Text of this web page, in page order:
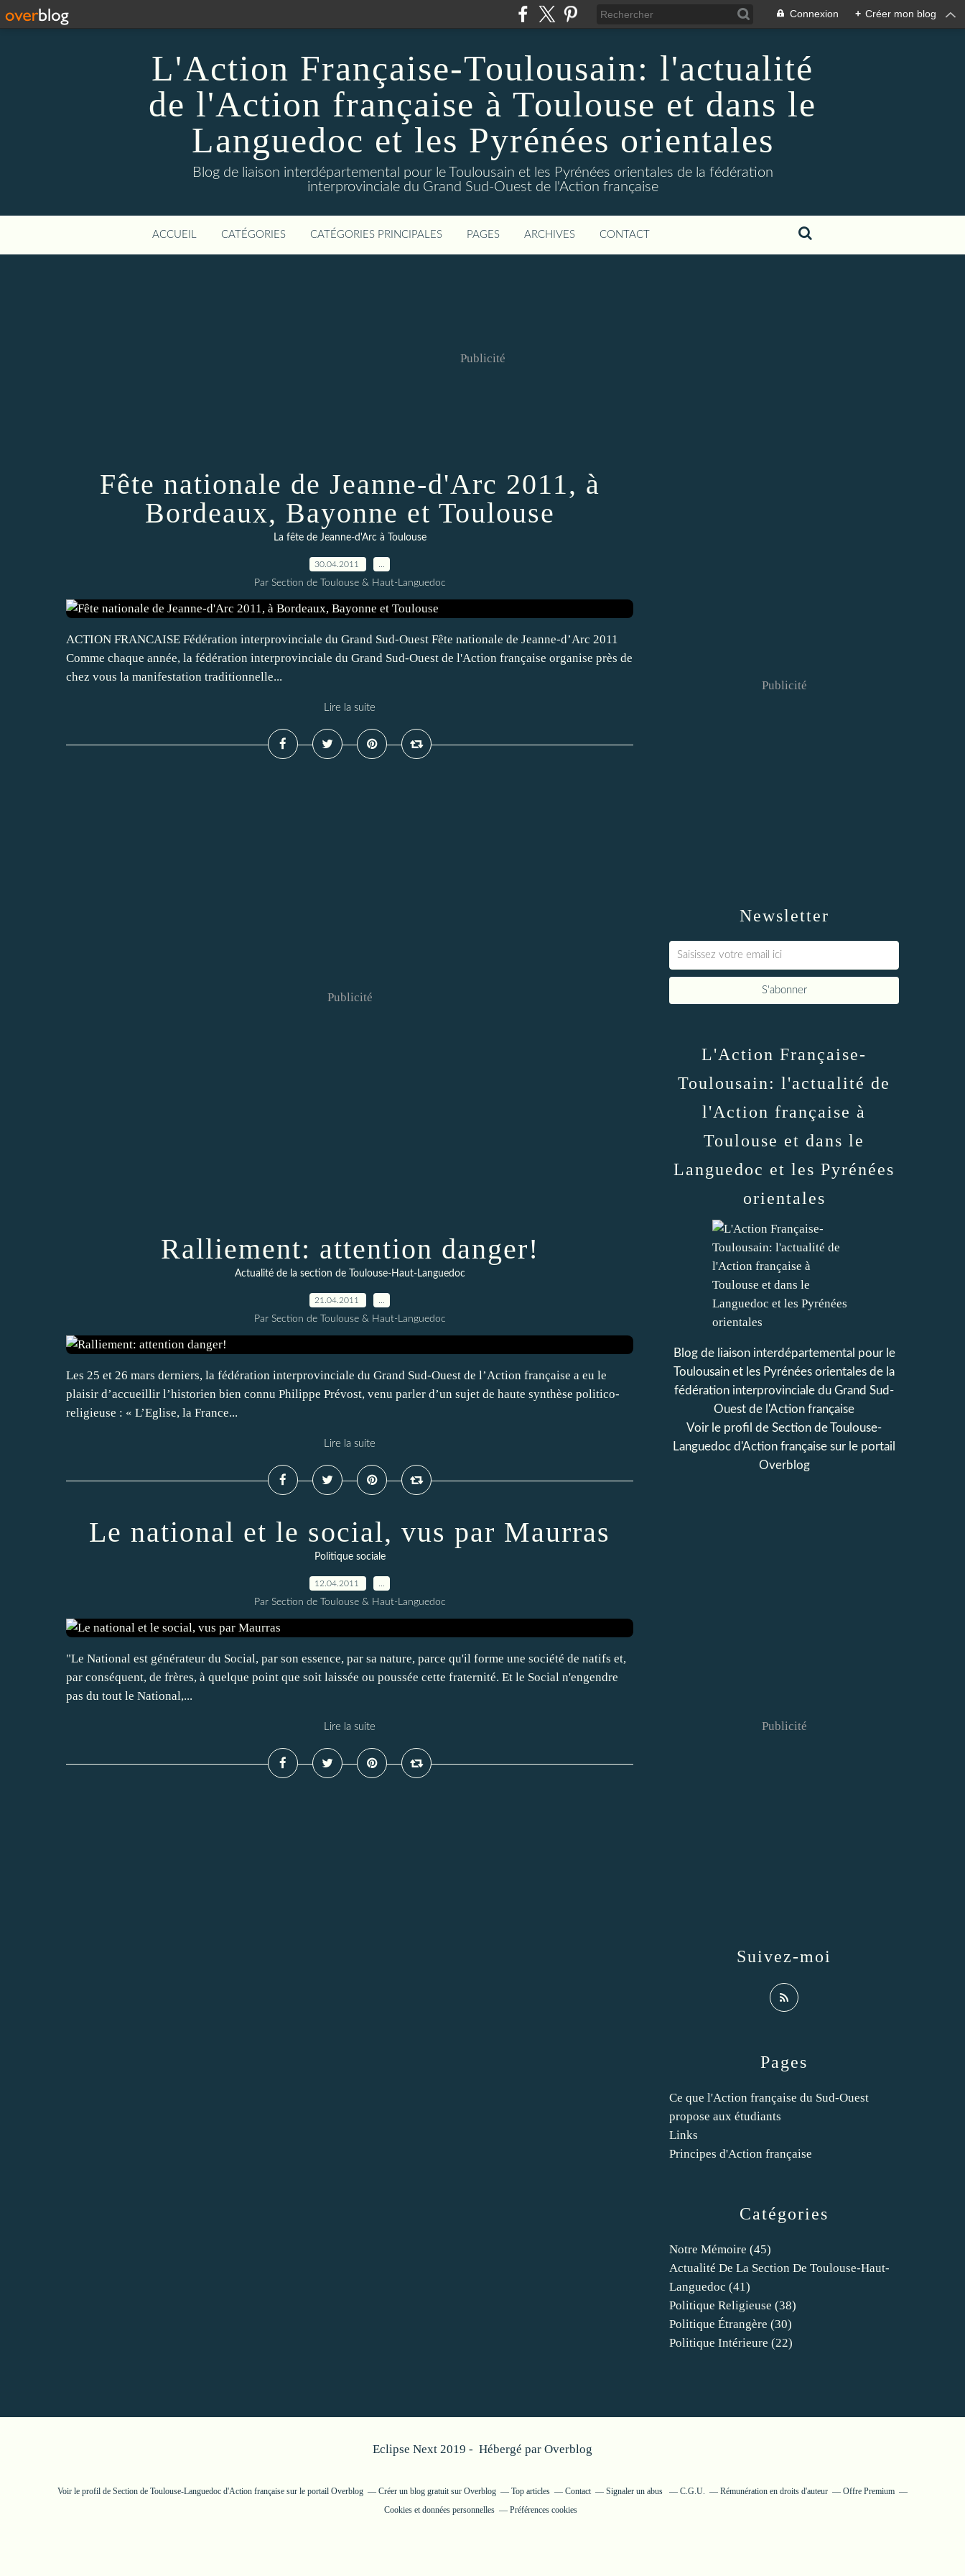
Connexion + Créer mon blog
L'Action Française-Toulousain: l'actualité
de l'Action française à Toulouse et dans le
Languedoc et les Pyrénées orientales
Blog de liaison interdépartemental pour le Toulousain et les Pyrénées orientales de la fédération
interprovinciale du Grand Sud-Ouest de l'Action française
ACCUEIL CATÉGORIES CATÉGORIES PRINCIPALES PAGES ARCHIVES CONTACT
Publicité
Fête nationale de Jeanne-d'Arc 2011, à
Bordeaux, Bayonne et Toulouse
La fête de Jeanne-d'Arc à Toulouse
30.04.2011
Par Section de Toulouse & Haut-Languedoc
ACTION FRANCAISE Fédération interprovinciale du Grand Sud-Ouest Fête nationale de Jeanne-d’Arc 2011
Comme chaque année, la fédération interprovinciale du Grand Sud-Ouest de l'Action française organise près de
chez vous la manifestation traditionnelle...
Lire la suite
Publicité
Ralliement: attention danger!
Actualité de la section de Toulouse-Haut-Languedoc
21.04.2011
Par Section de Toulouse & Haut-Languedoc
Les 25 et 26 mars derniers, la fédération interprovinciale du Grand Sud-Ouest de l’Action française a eu le
plaisir d’accueillir l’historien bien connu Philippe Prévost, venu parler d’un sujet de haute synthèse politico-
religieuse : « L’Eglise, la France...
Lire la suite
Le national et le social, vus par Maurras
Politique sociale
12.04.2011
Par Section de Toulouse & Haut-Languedoc
"Le National est générateur du Social, par son essence, par sa nature, parce qu'il forme une société de natifs et,
par conséquent, de frères, à quelque point que soit laissée ou poussée cette fraternité. Et le Social n'engendre
pas du tout le National,...
Lire la suite
Newsletter
Publicité
Catégories
Notre Mémoire (45)
Actualité De La Section De Toulouse-Haut-
Languedoc (41)
Politique Religieuse (38)
Politique Étrangère (30)
Politique Intérieure (22)
Pages
Ce que l'Action française du Sud-Ouest
propose aux étudiants
Links
Principes d'Action française
L'Action Française-
Toulousain: l'actualité de
l'Action française à
Toulouse et dans le
Languedoc et les Pyrénées
orientales
Blog de liaison interdépartemental pour le
Toulousain et les Pyrénées orientales de la
fédération interprovinciale du Grand Sud-
Ouest de l'Action française
Voir le profil de Section de Toulouse-
Languedoc d'Action française sur le portail
Overblog
Suivez-moi
Publicité
Eclipse Next 2019 - Hébergé par Overblog
Voir le profil de Section de Toulouse-Languedoc d'Action française sur le portail Overblog Créer un blog gratuit sur Overblog Top articles Contact Signaler un abus C.G.U. Rémunération en droits d'auteur
Offre Premium
Cookies et données personnelles
Préférences cookies